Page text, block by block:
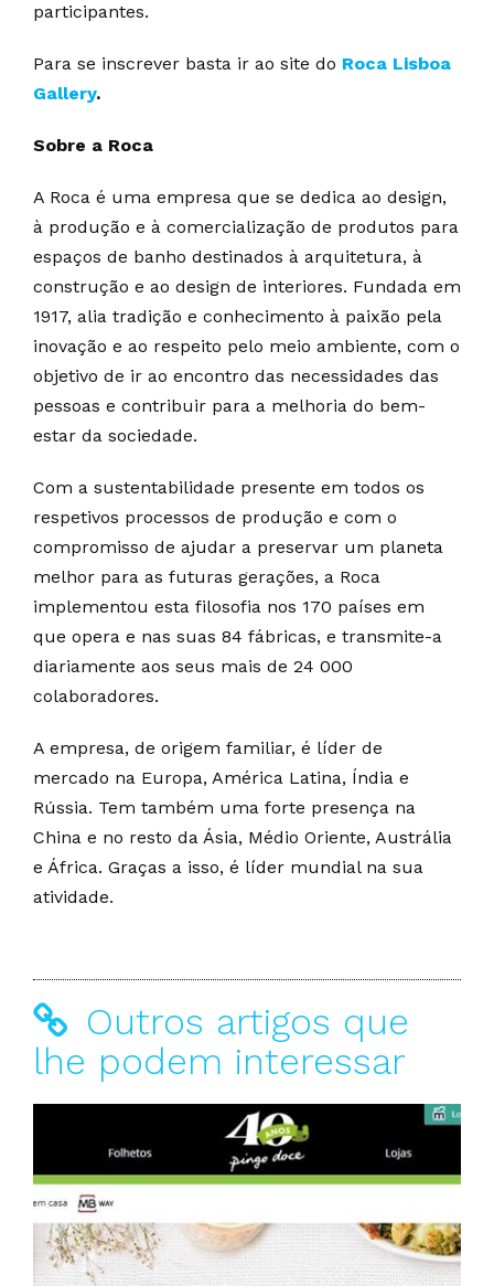
participantes.
Para se inscrever basta ir ao site do Roca Lisboa
Gallery.
Sobre a Roca
A Roca é uma empresa que se dedica ao design,
à produção e à comercialização de produtos para
espaços de banho destinados à arquitetura, à
construção e ao design de interiores. Fundada em
1917, alia tradição e conhecimento à paixão pela
inovação e ao respeito pelo meio ambiente, com o
objetivo de ir ao encontro das necessidades das
pessoas e contribuir para a melhoria do bem-
estar da sociedade.
Com a sustentabilidade presente em todos os
respetivos processos de produção e com o
compromisso de ajudar a preservar um planeta
melhor para as futuras gerações, a Roca
implementou esta filosofia nos 170 países em
que opera e nas suas 84 fábricas, e transmite-a
diariamente aos seus mais de 24 000
colaboradores.
A empresa, de origem familiar, é líder de
mercado na Europa, América Latina, Índia e
Rússia. Tem também uma forte presença na
China e no resto da Ásia, Médio Oriente, Austrália
e África. Graças a isso, é líder mundial na sua
atividade.
Outros artigos que
lhe podem interessar